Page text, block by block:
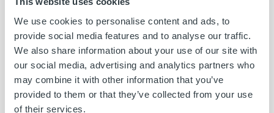
We use cookies to personalise content and ads, to
provide social media features and to analyse our traffic.
We also share information about your use of our site with
our social media, advertising and analytics partners who
may combine it with other information that you’ve
provided to them or that they’ve collected from your use
of their services.
omistuspohjan laajentumisen myötä tehty johdon
uudelleenorganisointi. Keväällä 2016 kotimainen
pääomasijoittajaSenticaPartnersosti osake-enemmistön
yhtiöstä ja toimitusjohtajana toiminut, Trust Kapitalin toinen
perustajayrittäjä Petri Tukiainensiirtyi yhtiön hallitukseen.
Kesän ajan väliaikaisena toimitusjohtajana toimi Trust